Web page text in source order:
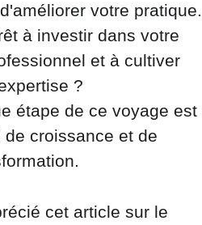
votre pratique.
à investir dans votre
et à cultiver
?
étape de ce voyage est
croissance et de
cet article sur le